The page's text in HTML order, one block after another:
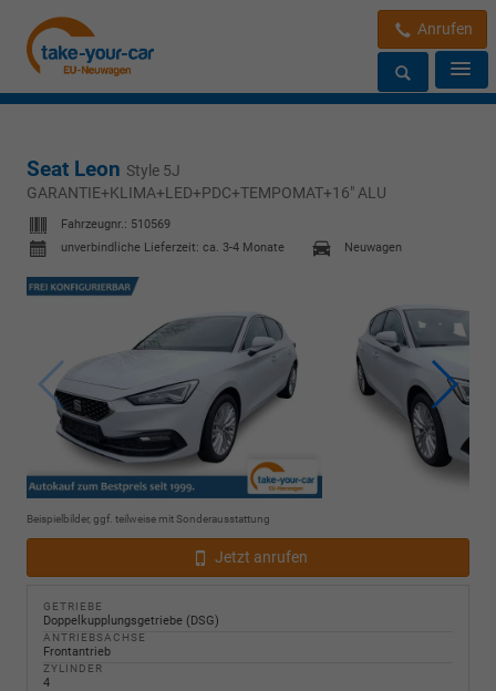
Anrufen
Seat Leon Style 5J
GARANTIE+KLIMA+LED+PDC+TEMPOMAT+16" ALU
Fahrzeugnr.: 510569
unverbindliche Lieferzeit: ca. 3-4 Monate
Neuwagen
Beispielbilder, ggf. teilweise mit Sonderausstattung
Jetzt anrufen
GETRIEBE
Doppelkupplungsgetriebe (DSG)
ANTRIEBSACHSE
Frontantrieb
ZYLINDER
4